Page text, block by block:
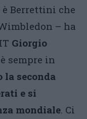
Berrettini che
– ha
Giorgio
sempre in
la seconda
e si
mondiale. Ci